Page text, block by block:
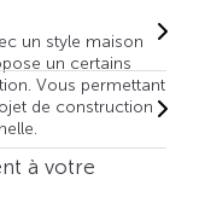
un style maison
un certains
Vous permettant
de construction
à votre